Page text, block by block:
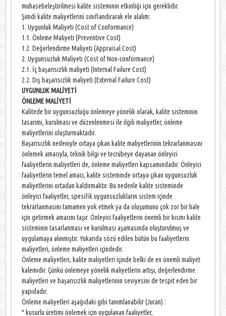
muhasebeleştirilmesi kalite sisteminin etkinliği için gereklidir.
Şimdi kalite maliyetlerini sınıflandırarak ele alalım:
1. Uygunluk Maliyeti (Cost of Conformance)
1.1. Önleme Maliyeti (Preventive Cost)
1.2. Değerlendirme Maliyeti (Appraisal Cost)
2. Uygunsuzluk Maliyeti (Cost of Non-conformance)
2.1. İç başarısızlık maliyeti (Internal Failure Cost)
2.2. Dış başarısızlık maliyeti (External Failure Cost)
UYGUNLUK MALİYETİ
ÖNLEME MALİYETİ
Kalitede bir uygunsuzluğu önlemeye yönelik olarak, kalite sisteminin
tasarımı, kurulması ve düzenlenmesi ile ilgili maliyetler, önleme
maliyetlerini oluşturmaktadır.
Başarısızlık nedeniyle ortaya çıkan kalite maliyetlerinin tekrarlanmasını
önlemek amacıyla, teknik bilgi ve tecrübeye dayanan önleyici
faaliyetlerin maliyetleri de, önleme maliyetleri kapsamındadır. Önleyici
faaliyetlerin temel amacı, kalite sisteminde ortaya çıkan uygunsuzluk
maliyetlerini ortadan kaldırmaktır. Bu nedenle kalite sisteminde
önleyici faaliyetler, spesifik uygunsuzlukların sistem içinde
tekrarlanmasını tamamen yok etmek ya da oluşumunu çok zor bir hale
için getirmek amacını taşır. Önleyici faaliyetlerın önemli bir kısmı kalite
sisteminin tasarlanması ve kurulması aşamasında oluşturulmuş ve
uygulamaya alınmıştır. Yukarıda sözü edilen bütün bu faaliyetlerın
maliyetleri, önleme maliyetleri içindedir.
Önleme maliyetleri, kalite maliyetleri içinde belki de en önemli maliyet
kalemidir. Çünkü önlemeye yönelik maliyetlerin artışı, değerlendirme
maliyetleri ve başarısızlık maliyetlerinin seviyesini de tespit eden bir
yapıdadır.
Önleme maliyetleri aşağıdaki gibi tanımlanabilir (Juran) :
* kusurlu üretimi önlemek için uygulanan faaliyetler,